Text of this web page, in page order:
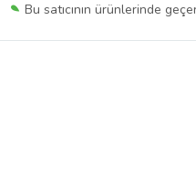
Bu satıcının ürünlerinde
Bu SatıcınınTüm Ürünlerini